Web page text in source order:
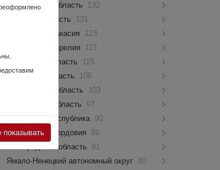
Ульяновская область
132
Липецкая область
131
Республика Хакасия
123
Республика Карелия
117
Курганская область
115
Псковская область
106
Костромская область
103
Мурманская область
97
Чувашская Республика 90
Республика Мордовия
86
Новгородская область
81
Ямало-Ненецкий автономный округ 80